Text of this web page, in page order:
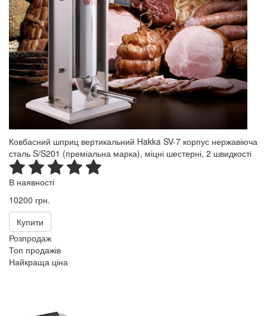
Ковбасний шприц вертикальний Hakka SV-7 корпус нержавіюча
сталь S/S201 (преміальна марка), міцні шестерні, 2 швидкості
В наявності
10200 грн.
Купити
Розпродаж
Топ продажів
Найкраща ціна